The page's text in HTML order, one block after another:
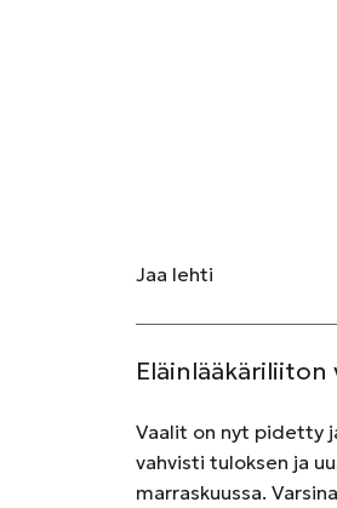
Jaa lehti
Eläinlääkäriliiton
Vaalit on nyt pidetty
vahvisti tuloksen ja
marraskuussa.